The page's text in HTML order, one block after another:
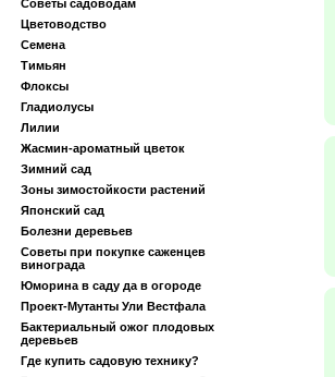
Советы садоводам
Цветоводство
Семена
Тимьян
Флоксы
Гладиолусы
Лилии
Жасмин-ароматный цветок
Зимний сад
Зоны зимостойкости растений
Японский сад
Болезни деревьев
Советы при покупке саженцев
винограда
Юморина в саду да в огороде
Проект-Мутанты Ули Вестфала
Бактериальный ожог плодовых
деревьев
Где купить садовую технику?